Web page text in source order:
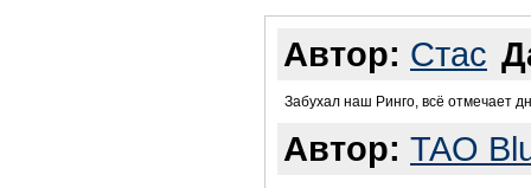
Автор: Стас
Забухал наш Ринго, всё отмечает
Автор: TAO